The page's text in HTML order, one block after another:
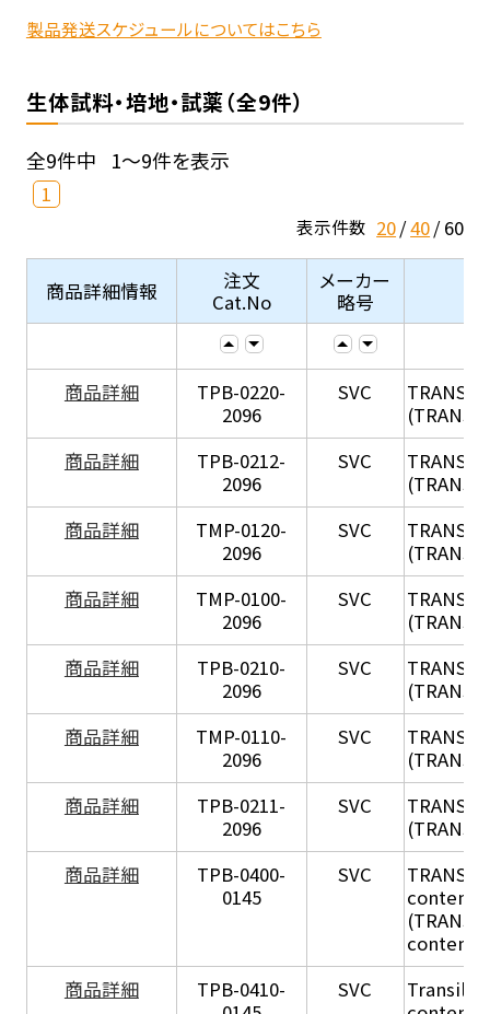
製品発送スケジュールについてはこちら
生体試料・培地・試薬（全9件）
全9件中 1～9件を表示
1
表示件数 20 40 60
商品詳細情報
注文
Cat.No
メーカー
略号
商品詳細
TPB-0220-
2096
SVC TRANSIL
商品詳細
TPB-0212-
2096
SVC TRANSIL
商品詳細
TMP-0120-
2096
SVC TRANSIL
商品詳細
TMP-0100-
2096
SVC TRANSIL
商品詳細
TPB-0210-
2096
SVC TRANSIL
商品詳細
TMP-0110-
2096
SVC TRANSIL
商品詳細
TPB-0211-
2096
SVC TRANSIL
商品詳細
TPB-0400-
0145
SVC
content
content
商品詳細
TPB-0410-
SVC
Transil